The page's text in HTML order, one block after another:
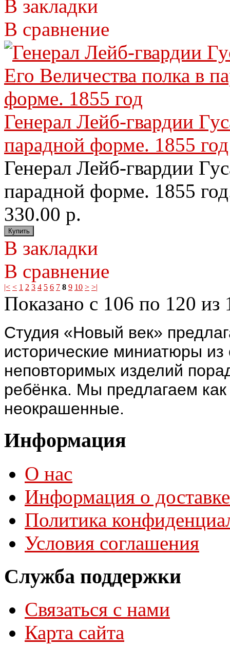
В закладки
В сравнение
Генерал Лейб-гвардии
парадной форме. 1855 год
Генерал Лейб-гвардии
парадной форме. 1855
330.00 р.
В закладки
В сравнение
|< < 1 2 3 4 5 6 7 8 9 10 > >|
Показано с 106 по 120 из
Студия «Новый век»
исторические миниатюры
неповторимых изделий
ребёнка. Мы предлагаем
неокрашенные.
Информация
О нас
Информация о доставке
Политика
Условия соглашения
Служба поддержки
Связаться с нами
Карта сайта